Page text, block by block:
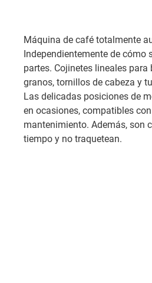
Máquina de café totalmente
Independientemente de cómo
partes. Cojinetes lineales
granos, tornillos de cabeza y
Las delicadas posiciones de
en ocasiones, compatibles
mantenimiento. Además, son
tiempo y no traquetean.